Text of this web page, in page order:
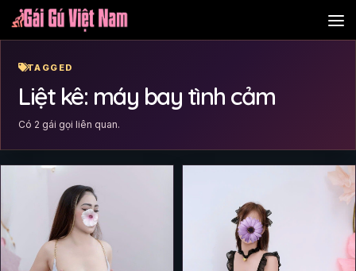
Skip to content
TAGGED
Liệt kê: máy bay tình cảm
Có 2 gái gọi liên quan.